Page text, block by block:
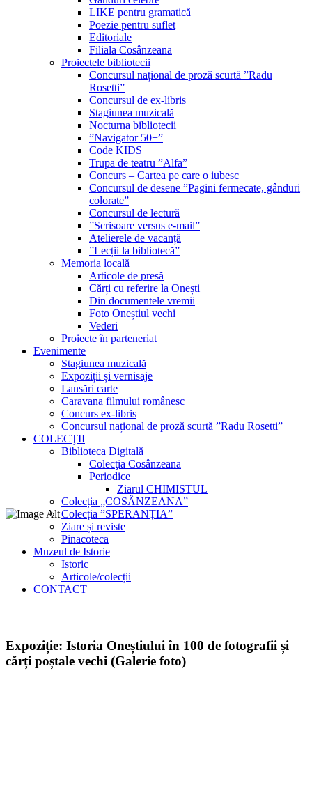
LIKE pentru gramatică
Poezie pentru suflet
Editoriale
Filiala Cosânzeana
Proiectele bibliotecii
Concursul național de proză scurtă ”Radu
Rosetti”
Concursul de ex-libris
Stagiunea muzicală
Nocturna bibliotecii
”Navigator 50+”
Code KIDS
Trupa de teatru ”Alfa”
Concurs – Cartea pe care o iubesc
Concursul de desene ”Pagini fermecate, gânduri
colorate”
Concursul de lectură
”Scrisoare versus e-mail”
Atelierele de vacanță
”Lecții la bibliotecă”
Memoria locală
Articole de presă
Cărți cu referire la Onești
Din documentele vremii
Foto Oneștiul vechi
Vederi
Proiecte în parteneriat
Evenimente
Stagiunea muzicală
Expoziții și vernisaje
Lansări carte
Caravana filmului românesc
Concurs ex-libris
Concursul național de proză scurtă ”Radu Rosetti”
COLECŢII
Biblioteca Digitală
Colecţia Cosânzeana
Periodice
Ziarul CHIMISTUL
Colecția „COSÂNZEANA”
Colecția ”SPERANȚIA”
Ziare și reviste
Pinacoteca
Muzeul de Istorie
Istoric
Articole/colecții
CONTACT
Expoziție: Istoria Oneștiului în 100 de fotografii și
cărți poștale vechi (Galerie foto)